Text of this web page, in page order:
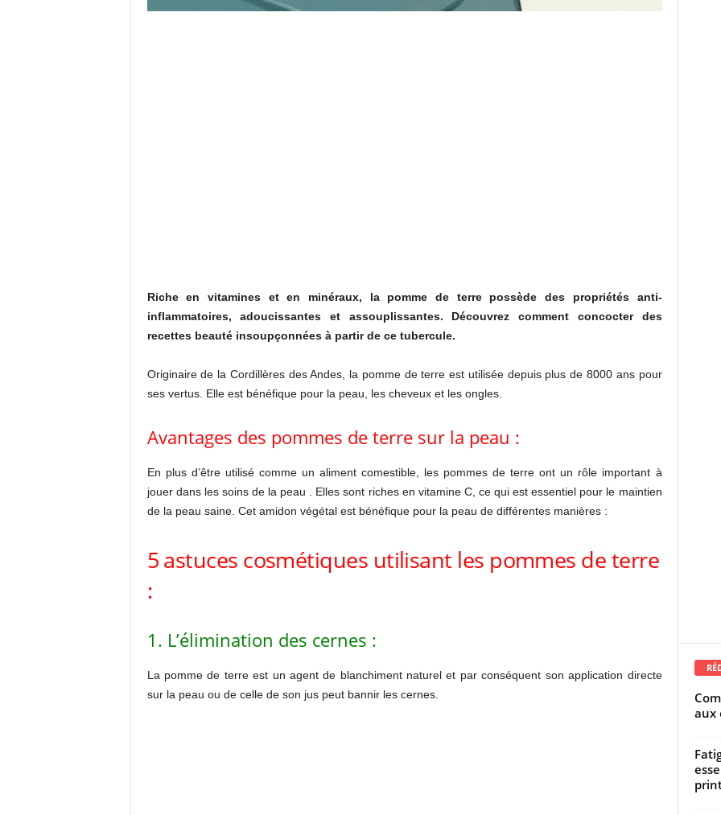
Riche en vitamines et en minéraux, la pomme de terre possède des propriétés anti-
inflammatoires, adoucissantes et assouplissantes. Découvrez comment concocter des
recettes beauté insoupçonnées à partir de ce tubercule.
Originaire de la Cordillères des Andes, la pomme de terre est utilisée depuis plus de 8000 ans pour
ses vertus. Elle est bénéfique pour la peau, les cheveux et les ongles.
Avantages des pommes de terre sur la peau :
En plus d’être utilisé comme un aliment comestible, les pommes de terre ont un rôle important à
jouer dans les soins de la peau .
Elles sont riches en vitamine C, ce qui est essentiel pour le maintien
de la peau saine. Cet amidon végétal est bénéfique pour la peau de différentes manières :
5 astuces cosmétiques utilisant les pommes de terre
:
1. L’élimination des cernes :
La pomme de terre est un agent de blanchiment naturel et par conséquent son application directe
sur la peau ou de celle de son jus peut bannir les cernes.
aux